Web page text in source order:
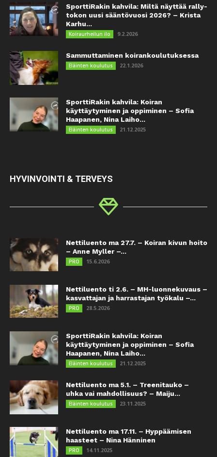
SporttiRakin kahvila: Miltä näyttää rally-
tokon uusi sääntövuosi 2026? – Krista
Karhu...
Koiraurheilun ilo 9.2.2026
Sammuttaminen koirankoulutuksessa
Eläinten koulutus 22.1.2026
SporttiRakin kahvila: Koiran
käyttäytyminen ja oppiminen – Sofia
Haapanen, Nina Laiho...
Eläinten koulutus 21.12.2025
HYVINVOINTI & TERVEYS
Nettiluento ma 27.7. – Koiran kivun hoito
– Anne Myller –...
PRO 15.6.2026
Nettiluento ti 2.6. – MH-luonnekuvaus –
kasvattajan ja harrastajan työkalu –...
PRO 28.5.2026
SporttiRakin kahvila: Koiran
käyttäytyminen ja oppiminen – Sofia
Haapanen, Nina Laiho...
Eläinten koulutus 21.12.2025
Nettiluento ma 5.1. – Treenitauko –
uhka vai mahdollisuus? – Maiju...
Eläinten koulutus 23.11.2025
Nettiluento ma 17.11. – Hyppäämisen
haasteet – Nina Hänninen
PRO 14.11.2025